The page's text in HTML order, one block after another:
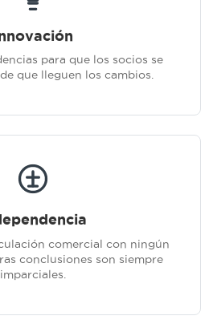
para que los socios se
que lleguen los cambios.
comercial con ningún
conclusiones son siempre
imparciales.